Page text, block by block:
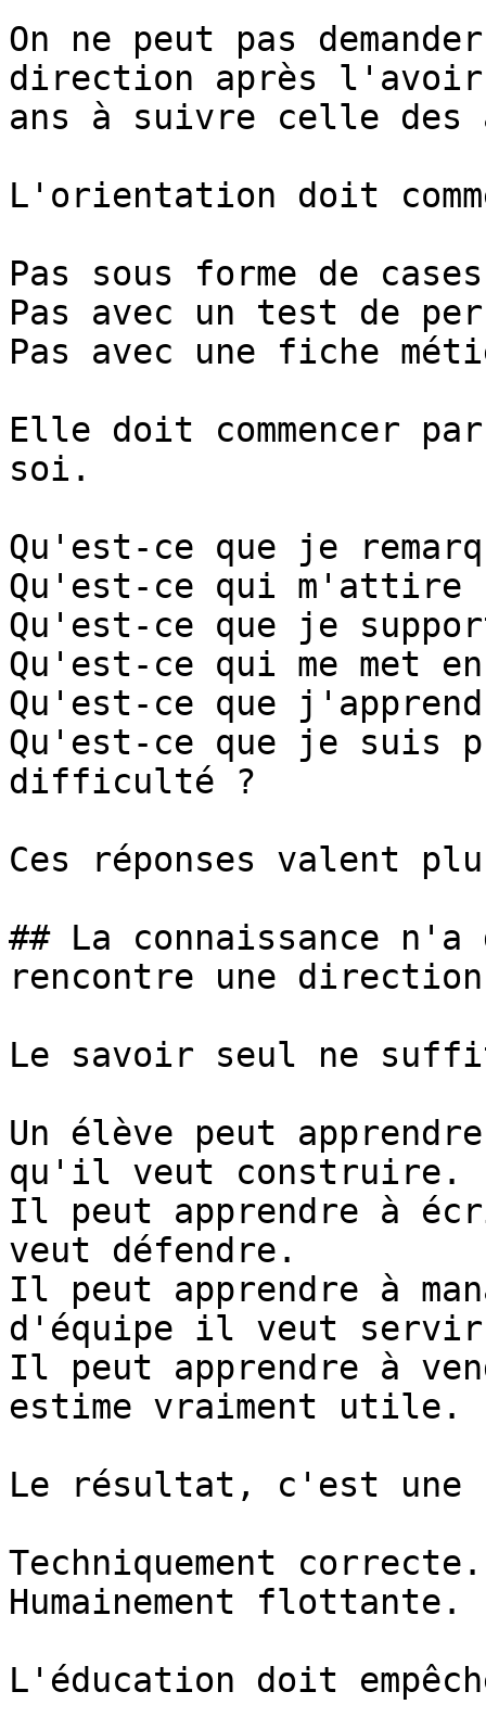
On ne peut pas
direction après l'avoir
ans à suivre celle des
L'orientation doit
Pas sous forme de
Pas avec un test de
Pas avec une fiche
Elle doit commencer
soi.
Qu'est-ce que je
Qu'est-ce qui m'attire
Qu'est-ce que je
Qu'est-ce qui me met
Qu'est-ce que
Qu'est-ce que je suis
difficulté ?
Ces réponses valent
## La connaissance
rencontre une direction
Le savoir seul ne
Un élève peut
qu'il veut construire.
Il peut apprendre à
veut défendre.
Il peut apprendre à
d'équipe il veut
Il peut apprendre à
estime vraiment utile.
Le résultat, c'est une
Techniquement correcte.
Humainement flottante.
L'éducation doit